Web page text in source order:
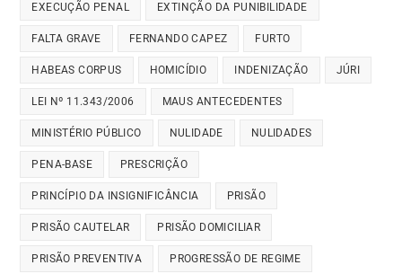
EXECUÇÃO PENAL EXTINÇÃO DA PUNIBILIDADE
FALTA GRAVE FERNANDO CAPEZ FURTO
HABEAS CORPUS HOMICÍDIO INDENIZAÇÃO JÚRI
LEI Nº 11.343/2006 MAUS ANTECEDENTES
MINISTÉRIO PÚBLICO NULIDADE NULIDADES
PENA-BASE PRESCRIÇÃO
PRINCÍPIO DA INSIGNIFICÂNCIA PRISÃO
PRISÃO CAUTELAR PRISÃO DOMICILIAR
PRISÃO PREVENTIVA PROGRESSÃO DE REGIME